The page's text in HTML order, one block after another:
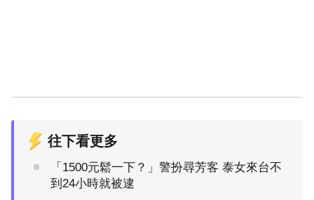
往下看更多
「1500元鬆一下？」警扮尋芳客 泰女來台不
到24小時就被逮